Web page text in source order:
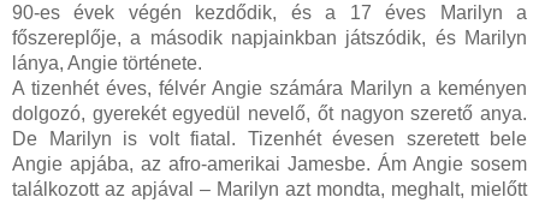
90-es évek végén kezdődik, és a 17 éves Marilyn a
főszereplője, a második napjainkban játszódik, és Marilyn
lánya, Angie története.
A tizenhét éves, félvér Angie számára Marilyn a keményen
dolgozó, gyerekét egyedül nevelő, őt nagyon szerető anya.
De Marilyn is volt fiatal. Tizenhét évesen szeretett bele
Angie apjába, az afro-amerikai Jamesbe. Ám Angie sosem
találkozott az apjával – Marilyn azt mondta, meghalt, mielőtt